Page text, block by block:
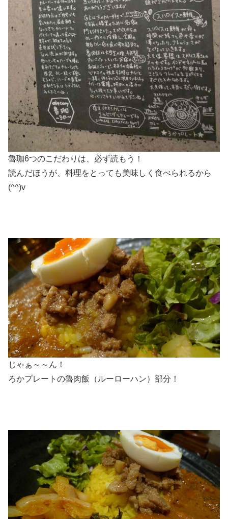
魯珈6つのこだわりは、必ず読もう！
読んだほうが、料理をとっても美味しく食べられるから
(^^)v
じゃぁ～～ん！
ろかプレートの魯肉飯（ルーローハン）部分！